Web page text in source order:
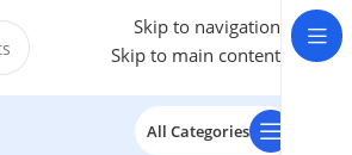
Skip to navigation
Skip to main content
All Categories